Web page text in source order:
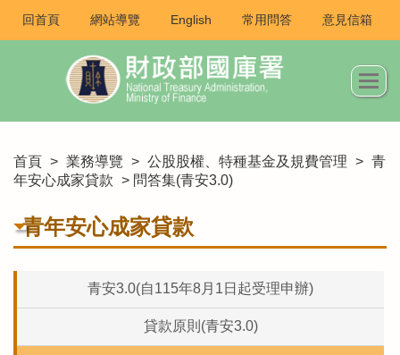
回首頁 網站導覽 English 常用問答 意見信箱
首頁 > 業務導覽 > 公股股權、特種基金及規費管理 > 青
年安心成家貸款 > 問答集(青安3.0)
青年安心成家貸款
青安3.0(自115年8月1日起受理申辦)
貸款原則(青安3.0)